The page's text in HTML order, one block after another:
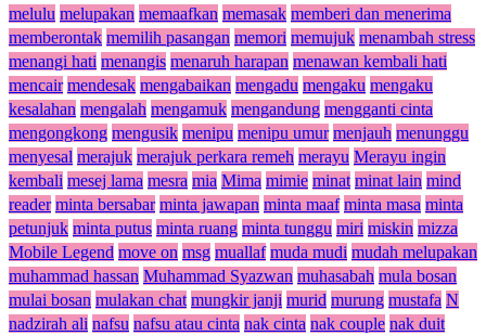
melulu melupakan memaafkan memasak memberi dan menerima
memberontak memilih pasangan memori memujuk menambah stress
menangi hati menangis menaruh harapan menawan kembali hati
mencair mendesak mengabaikan mengadu mengaku mengaku
kesalahan mengalah mengamuk mengandung mengganti cinta
mengongkong mengusik menipu menipu umur menjauh menunggu
menyesal merajuk merajuk perkara remeh merayu Merayu ingin
kembali mesej lama mesra mia Mima mimie minat minat lain mind
reader minta bersabar minta jawapan minta maaf minta masa minta
petunjuk minta putus minta ruang minta tunggu miri miskin mizza
Mobile Legend move on msg muallaf muda mudi mudah melupakan
muhammad hassan Muhammad Syazwan muhasabah mula bosan
mulai bosan mulakan chat mungkir janji murid murung mustafa N
nadzirah ali nafsu nafsu atau cinta nak cinta nak couple nak duit